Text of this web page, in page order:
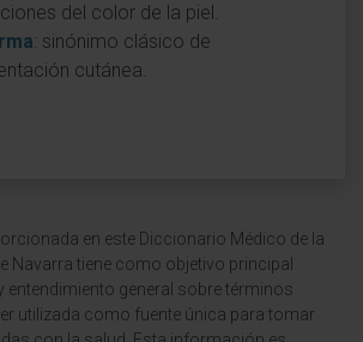
del color de la piel.
: sinónimo clásico de
cutánea.
en este Diccionario Médico de la
Navarra tiene como objetivo principal
entendimiento general sobre términos
utilizada como fuente única para tomar